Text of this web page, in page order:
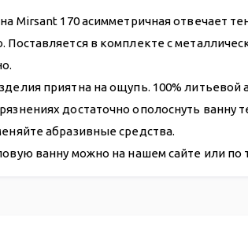
Mirsant 170 асимметричная отвечает
Поставляется в комплекте с
приятна на ощупь. 100%
достаточно ополоснуть
абразивные средства.
ванну можно на нашем сайте или